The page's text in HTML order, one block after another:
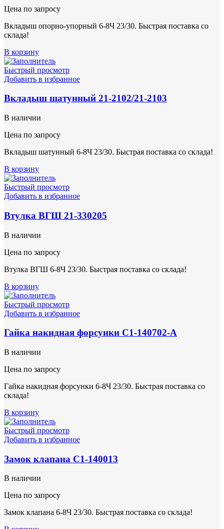
Цена по запросу
Вкладыш опорно-упорный 6-8Ч 23/30. Быстрая поставка со
склада!
В корзину
Быстрый просмотр
Добавить в избранное
Вкладыш шатунный 21-2102/21-2103
В наличии
Цена по запросу
Вкладыш шатунный 6-8Ч 23/30. Быстрая поставка со склада!
В корзину
Быстрый просмотр
Добавить в избранное
Втулка ВГШ 21-330205
В наличии
Цена по запросу
Втулка ВГШ 6-8Ч 23/30. Быстрая поставка со склада!
В корзину
Быстрый просмотр
Добавить в избранное
Гайка накидная форсунки С1-140702-А
В наличии
Цена по запросу
Гайка накидная форсунки 6-8Ч 23/30. Быстрая поставка со
склада!
В корзину
Быстрый просмотр
Добавить в избранное
Замок клапана С1-140013
В наличии
Цена по запросу
Замок клапана 6-8Ч 23/30. Быстрая поставка со склада!